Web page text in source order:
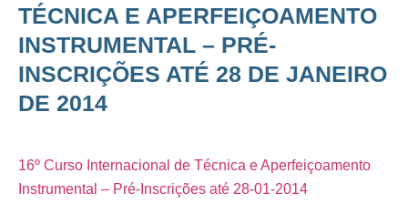
TÉCNICA E APERFEIÇOAMENTO
INSTRUMENTAL – PRÉ-
INSCRIÇÕES ATÉ 28 DE JANEIRO
DE 2014
16º Curso Internacional de Técnica e Aperfeiçoamento
Instrumental – Pré-Inscrições até 28-01-2014